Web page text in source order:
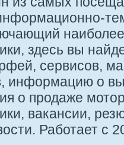
здесь вы
сервисов,
информацию о
о продаже
вакансии,
Работает с